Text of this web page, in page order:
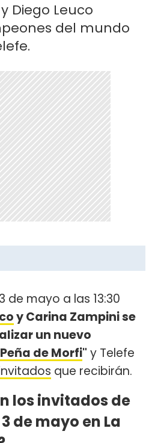
Diego Leuco
del mundo
de mayo a las 13:30
y Carina Zampini se
un nuevo
de Morfi" y Telefe
que recibirán.
los invitados de
de mayo en La